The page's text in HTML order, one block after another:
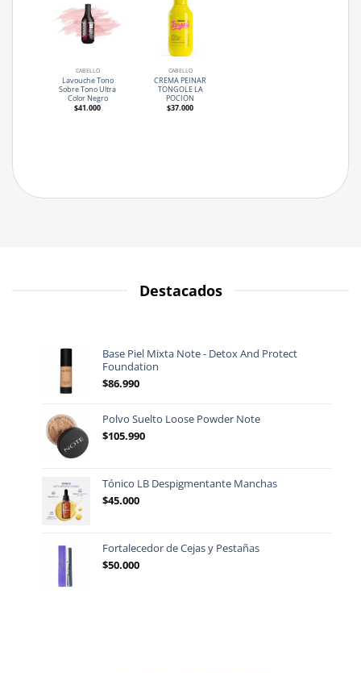
CABELLO
Lavouche Tono
Sobre Tono Ultra
Color Negro
$41.000
CABELLO
CREMA PEINAR
TONGOLE LA
POCION
$37.000
Destacados
Base Piel Mixta Note - Detox And Protect
Foundation
$86.990
Polvo Suelto Loose Powder Note
$105.990
Tónico LB Despigmentante Manchas
$45.000
Fortalecedor de Cejas y Pestañas
$50.000